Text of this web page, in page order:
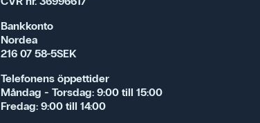
Bankkonto
Nordea
216 07 58-5SEK
Telefonens öppettider
Måndag - Torsdag: 9:00 till 15:00
Fredag: 9:00 till 14:00